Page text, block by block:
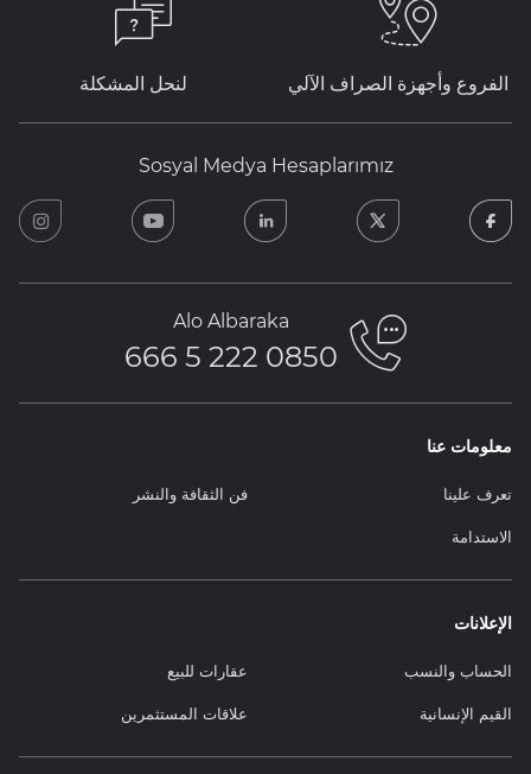
الفروع وأجهزة الصراف الآلي لنحل المشكلة
Sosyal Medya Hesaplarımız
facebook
twitter
linkedin
youtube
Alo Albaraka
0850 222 5 666
معلومات عنا
تعرف علينا فن الثقافة والنشر
الاستدامة
الإعلانات
الحساب والنسب عقارات للبيع
القيم الإنسانية علاقات المستثمرين